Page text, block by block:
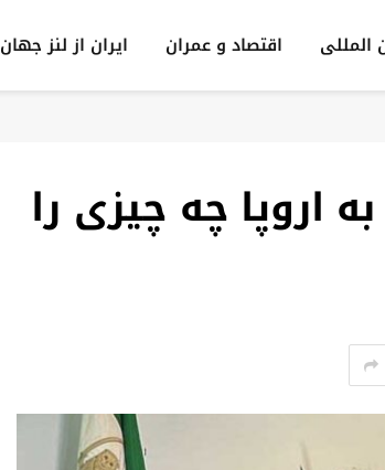
المللى اقتصاد و عمران ایران از لنز جهان
اروپا چه چیزی را